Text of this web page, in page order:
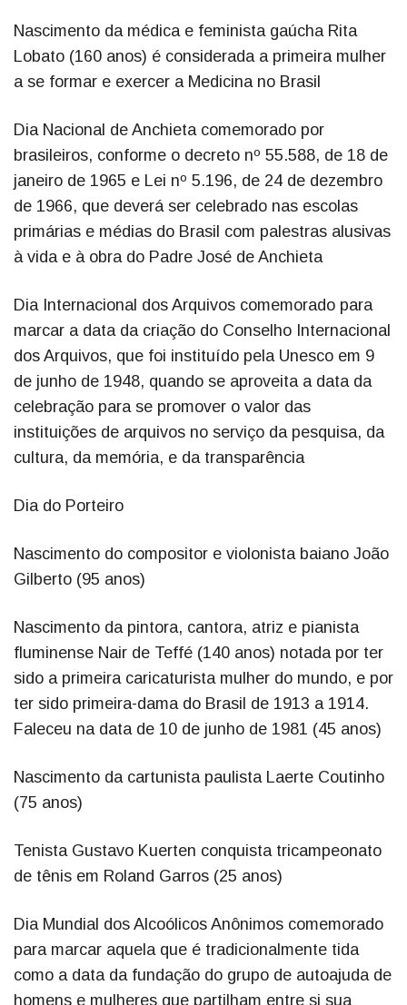
Nascimento da médica e feminista gaúcha Rita
Lobato (160 anos) é considerada a primeira mulher
a se formar e exercer a Medicina no Brasil
Dia Nacional de Anchieta comemorado por
brasileiros, conforme o decreto nº 55.588, de 18 de
janeiro de 1965 e Lei nº 5.196, de 24 de dezembro
de 1966, que deverá ser celebrado nas escolas
primárias e médias do Brasil com palestras alusivas
à vida e à obra do Padre José de Anchieta
Dia Internacional dos Arquivos comemorado para
marcar a data da criação do Conselho Internacional
dos Arquivos, que foi instituído pela Unesco em 9
de junho de 1948, quando se aproveita a data da
celebração para se promover o valor das
instituições de arquivos no serviço da pesquisa, da
cultura, da memória, e da transparência
Dia do Porteiro
Nascimento do compositor e violonista baiano João
Gilberto (95 anos)
Nascimento da pintora, cantora, atriz e pianista
fluminense Nair de Teffé (140 anos) notada por ter
sido a primeira caricaturista mulher do mundo, e por
ter sido primeira-dama do Brasil de 1913 a 1914.
Faleceu na data de 10 de junho de 1981 (45 anos)
Nascimento da cartunista paulista Laerte Coutinho
(75 anos)
Tenista Gustavo Kuerten conquista tricampeonato
de tênis em Roland Garros (25 anos)
Dia Mundial dos Alcoólicos Anônimos comemorado
para marcar aquela que é tradicionalmente tida
como a data da fundação do grupo de autoajuda de
homens e mulheres que partilham entre si sua